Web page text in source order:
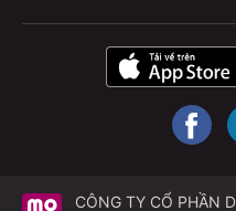
CÔNG TY CỔ PHẦN